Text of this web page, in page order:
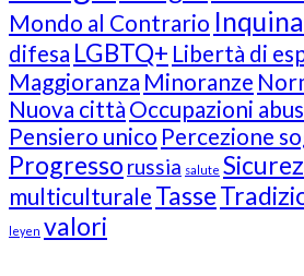
Mondo al Contrario
difesa LGBTQ+ Libertà di
Maggioranza Minoranze
Nuova città Occupazioni
Pensiero unico Percezione
Progresso russia salute
multiculturale Tasse
leyen valori